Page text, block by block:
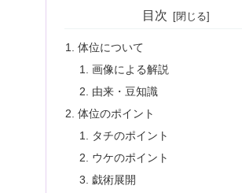
目次
体位について
画像による解説
由来・豆知識
体位のポイント
タチのポイント
ウケのポイント
戯術展開